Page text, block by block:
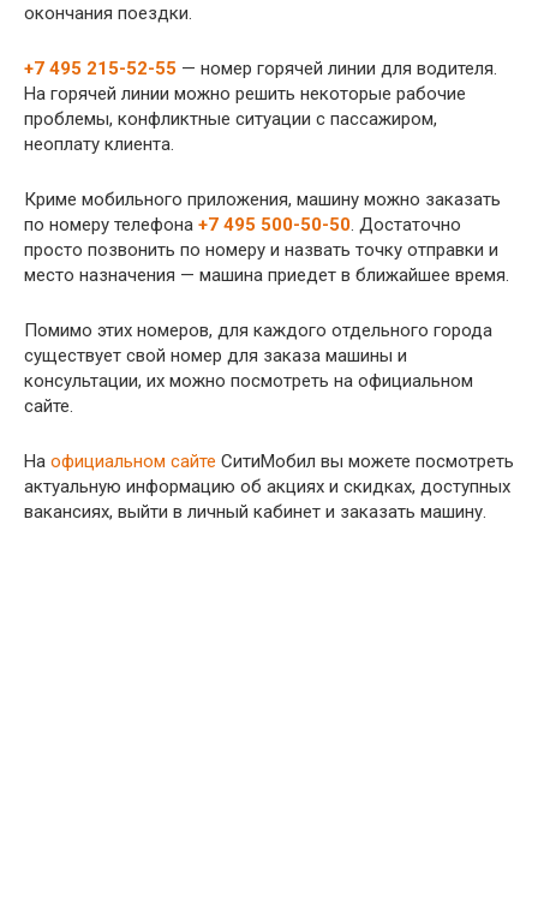
окончания поездки.
+7 495 215-52-55 — номер горячей линии для водителя.
На горячей линии можно решить некоторые рабочие
проблемы, конфликтные ситуации с пассажиром,
неоплату клиента.
Криме мобильного приложения, машину можно заказать
по номеру телефона +7 495 500-50-50. Достаточно
просто позвонить по номеру и назвать точку отправки и
место назначения — машина приедет в ближайшее время.
Помимо этих номеров, для каждого отдельного города
существует свой номер для заказа машины и
консультации, их можно посмотреть на официальном
сайте.
На официальном сайте СитиМобил вы можете посмотреть
актуальную информацию об акциях и скидках, доступных
вакансиях, выйти в личный кабинет и заказать машину.